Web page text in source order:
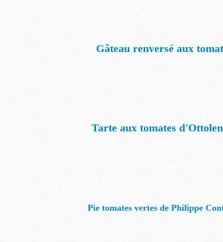
Gâteau renversé aux
Tarte aux tomates
Pie tomates vertes de Philippe